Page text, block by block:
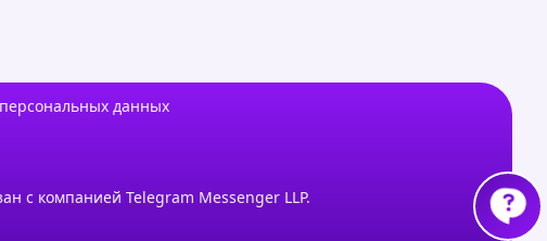
данных
с компанией Telegram Messenger LLP.